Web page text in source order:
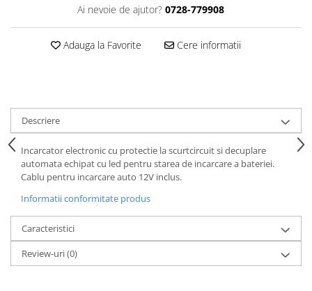
Diverse
Scule electrice
Produse de bucatarie kjøk
Accesorii kjøk
Cutite kjøk
Pachete Promo
Bec LED
E14
E27
Ai nevoie de ajutor? 0728-779908
Adauga la Favorite Cere informatii
Descriere
Incarcator electronic cu protectie la scurtcircuit si decuplare
automata echipat cu led pentru starea de incarcare a bateriei.
Cablu pentru incarcare auto 12V inclus.
Informatii conformitate produs
Caracteristici
Review-uri(0)